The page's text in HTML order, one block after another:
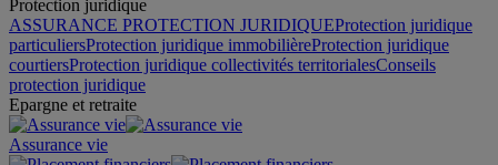
Protection juridique
ASSURANCE PROTECTION JURIDIQUEProtection juridique
particuliersProtection juridique immobilièreProtection juridique
courtiersProtection juridique collectivités territorialesConseils
protection juridique
Epargne et retraite
Assurance vie